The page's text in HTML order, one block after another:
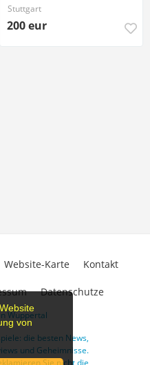
von
Stuttgart
200 eur
Wuppertal
die besten News,
und Geheimnisse.
Sie nicht die
Website-Karte Kontakt
Datenschutze